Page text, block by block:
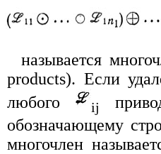
называется
products). Если
любого
ij
обозначающему
многочлен